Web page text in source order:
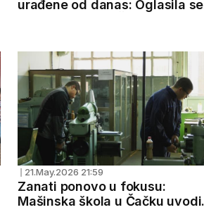
urađene od danas: Oglasila se
na vodosistemu
❘ 21.May.2026 21:59
Zanati ponovo u fokusu:
Mašinska škola u Čačku uvodi